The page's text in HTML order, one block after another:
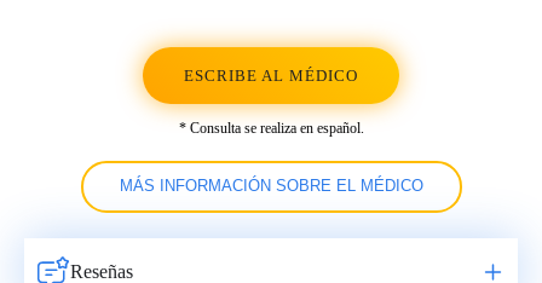
ESCRIBE AL MÉDICO
* Consulta se realiza en español.
MÁS INFORMACIÓN SOBRE EL MÉDICO
Reseñas